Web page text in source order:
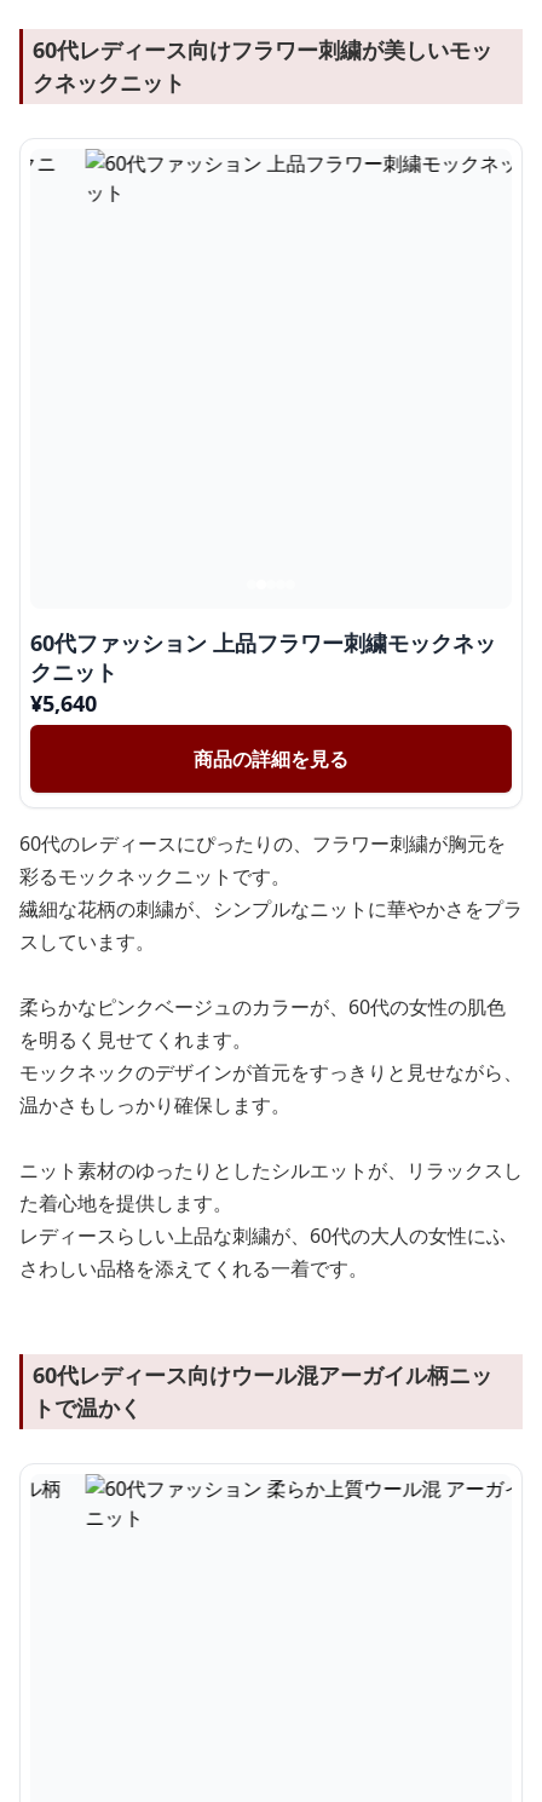
60代レディース向けフラワー刺繍が美しいモッ
クネックニット
60代ファッション 上品フラワー刺繍モックネッ
クニット
¥5,640
商品の詳細を見る
60代のレディースにぴったりの、フラワー刺繍が胸元を
彩るモックネックニットです。
繊細な花柄の刺繍が、シンプルなニットに華やかさをプラ
スしています。
柔らかなピンクベージュのカラーが、60代の女性の肌色
を明るく見せてくれます。
モックネックのデザインが首元をすっきりと見せながら、
温かさもしっかり確保します。
ニット素材のゆったりとしたシルエットが、リラックスし
た着心地を提供します。
レディースらしい上品な刺繍が、60代の大人の女性にふ
さわしい品格を添えてくれる一着です。
60代レディース向けウール混アーガイル柄ニッ
トで温かく